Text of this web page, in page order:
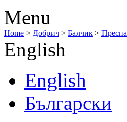
Menu
Home > Добрич > Балчик > Преспа
English
English
Български